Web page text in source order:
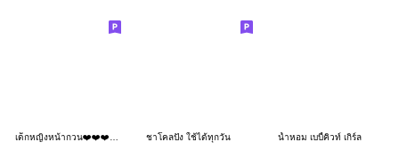
ชาโคลปัง ใช้ได้ทุกวัน น้ำหอม เบบี้คิวท์ เกิร์ล